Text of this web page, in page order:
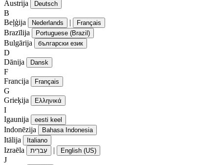
Austrija Deutsch
B
Beļģija
Nederlands | Français
Brazīlija Portuguese (Brazil)
Bulgārija български език
D
Dānija
Dansk
F
Francija
Français
G
Grieķija
Ελληνικά
I
Igaunija
eesti keel
Indonēzija Bahasa Indonesia
Itālija Italiano
Izraēla עִברִית | English (US)
J